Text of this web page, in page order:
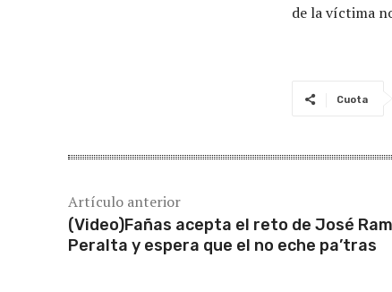
de la víctima
Cuota
Artículo anterior
(Video)Fañas acepta el reto de José
Peralta y espera que el no eche pa’tras